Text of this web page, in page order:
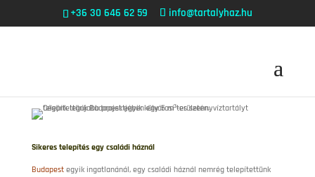
+36 30 646 62 59 info@tartalyhaz.hu
Sikeres telepítés egy családi háznál
Budapestegyik ingatlanánál, egy családi háznál nemrég telepítettünk